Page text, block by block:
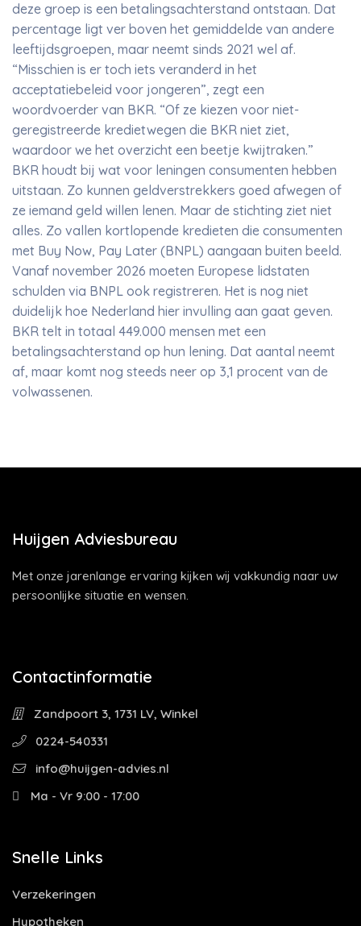
deze groep is een betalingsachterstand ontstaan. Dat
percentage ligt ver boven het gemiddelde van andere
leeftijdsgroepen, maar neemt sinds 2021 wel af.
“Misschien is er toch iets veranderd in het
acceptatiebeleid voor jongeren”, zegt een
woordvoerder van BKR. “Of ze kiezen voor niet-
geregistreerde kredietwegen die BKR niet ziet,
waardoor we het overzicht een beetje kwijtraken.”
BKR houdt bij wat voor leningen consumenten hebben
uitstaan. Zo kunnen geldverstrekkers goed afwegen of
ze iemand geld willen lenen. Maar de stichting ziet niet
alles. Zo vallen kortlopende kredieten die consumenten
met Buy Now, Pay Later (BNPL) aangaan buiten beeld.
Vanaf november 2026 moeten Europese lidstaten
schulden via BNPL ook registreren. Het is nog niet
duidelijk hoe Nederland hier invulling aan gaat geven.
BKR telt in totaal 449.000 mensen met een
betalingsachterstand op hun lening. Dat aantal neemt
af, maar komt nog steeds neer op 3,1 procent van de
volwassenen.
Huijgen Adviesbureau
Met onze jarenlange ervaring kijken wij vakkundig naar uw
persoonlijke situatie en wensen.
Contactinformatie
Zandpoort 3, 1731 LV, Winkel
0224-540331
info@huijgen-advies.nl
Ma - Vr 9:00 - 17:00
Snelle Links
Verzekeringen
Hypotheken